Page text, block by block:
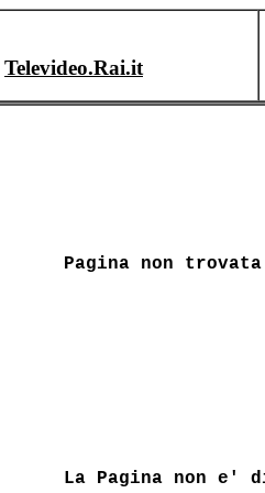
Televideo.Rai.it
Pagina non trovata
La Pagina non e'